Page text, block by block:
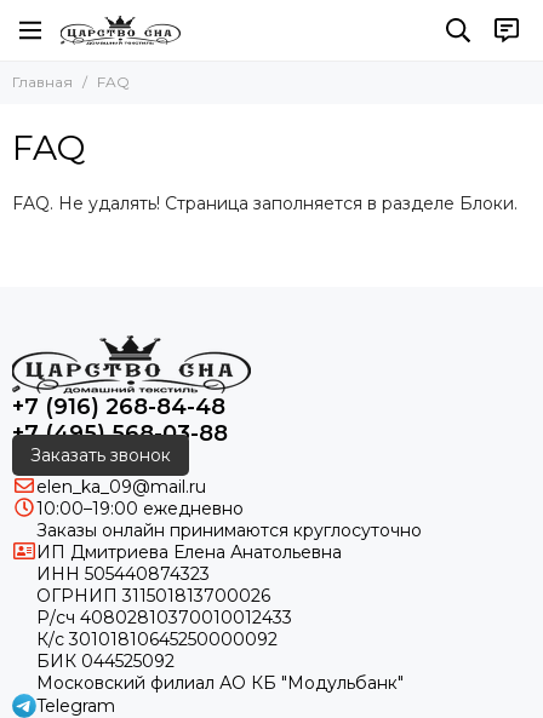
Главная FAQ
FAQ
FAQ. Не удалять! Страница заполняется в разделе Блоки.
+7 (916) 268-84-48
+7 (495) 568-03-88
Заказать звонок
elen_ka_09@mail.ru
10:00–19:00 ежедневно
Заказы онлайн принимаются круглосуточно
ИП Дмитриева Елена Анатольевна
ИНН 505440874323
ОГРНИП 311501813700026
Р/сч 40802810370010012433
К/с 30101810645250000092
БИК 044525092
Московский филиал АО КБ "Модульбанк"
Telegram